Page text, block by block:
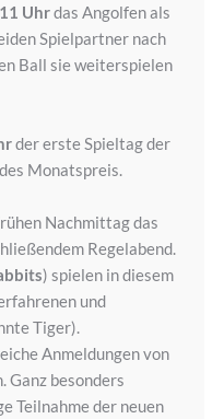
Uhrdas Angolfen als
Spielpartner nach
Ball sie weiterspielen
der erste Spieltag der
Monatspreis.
Nachmittag das
Regelabend.
) spielen in diesem
und
Tiger).
Anmeldungen von
Ganz besonders
Teilnahme der neuen